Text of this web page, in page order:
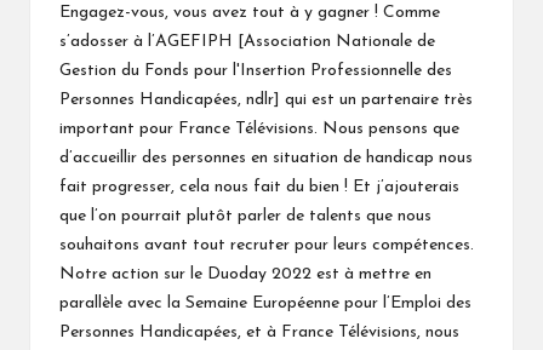
Engagez-vous, vous avez tout à y gagner ! Comme
s’adosser à l’AGEFIPH
[Association Nationale de
Gestion du Fonds pour l'Insertion Professionnelle des
Personnes Handicapées, ndlr] qui est un partenaire très
important pour France Télévisions. Nous pensons que
d’accueillir des personnes en situation de handicap nous
fait progresser, cela nous fait du bien ! Et j’ajouterais
que l’on pourrait plutôt parler de talents que nous
souhaitons avant tout recruter pour leurs compétences.
Notre action sur le Duoday 2022 est à mettre en
parallèle avec la Semaine Européenne pour l’Emploi des
Personnes Handicapées, et à France Télévisions, nous